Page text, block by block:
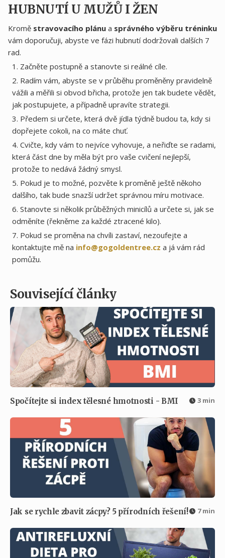
HUBNUTÍ U MUŽŮ I ŽEN
Kromě stravovacího plánu a správného výběru tréninku
vám doporučuji, abyste ve fázi hubnutí dodržovali dalších 7
rad.
Začněte postupně a stanovte si reálné cíle.
Radím vám, abyste se v průběhu proměněny pravidelně
vážili a měřili si obvod břicha, protože jen tak budete vědět,
jak postupujete, a případně upravíte strategii.
Předem si určete, která dvě jídla týdně budou ta, kdy si
dopřejete cokoli, na co máte chuť.
Cvičte, kdy vám to nejvíce vyhovuje, a neřiďte se radami,
která část dne by měla být pro vaše cvičení nejlepší,
protože to nedává žádný smysl.
Pokud je to možné, pozvěte k proměně ještě někoho
dalšího, ​​tak bude snazší udržet správnou míru motivace.
Stanovte si několik průběžných minicílů a určete si, jak se
odměníte (řekněme za každé ztracené kilo).
Pokud se proměna na chvíli zastaví, nezoufejte a
kontaktujte mě na info@gogoldentree.cz a já vám rád
pomůžu.
Související články
Spočítejte si index tělesné hmotnosti - BMI 3 min
Jak se rychle zbavit zácpy? 5 přírodních řešení! 7 min